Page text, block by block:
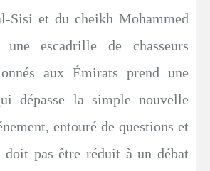
Sisi et du cheikh Mohammed
escadrille de chasseurs
aux Émirats prend une
dépasse la simple nouvelle
entouré de questions et
doit pas être réduit à un débat